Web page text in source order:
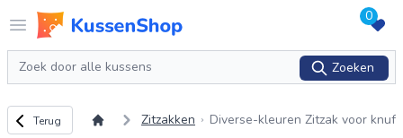
Open menu
Logo www.kussenshop.nl 0
Zoeken
Zoeken
Terug naar overzicht
Terug Zitzakken
Diverse-kleuren Zitzak voor knuf